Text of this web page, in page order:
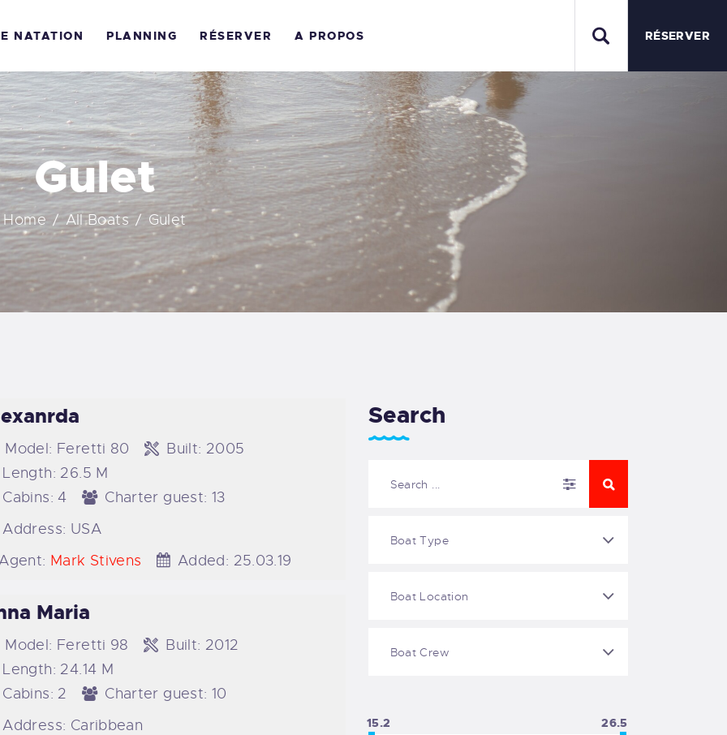
NATATION PLANNING RÉSERVER A PROPOS RÉSERVER
Gulet
Home All Boats Gulet
DE L’OCÉAN
DE NATATION
Model: Feretti 80 Built: 2005
Length: 26.5 M
Cabins: 4 Charter guest: 13
Address: USA
Mark Stivens Added: 25.03.19
Maria
Model: Feretti 98 Built: 2012
Length: 24.14 M
Cabins: 2 Charter guest: 10
Address: Caribbean
Search
15.2 26.5